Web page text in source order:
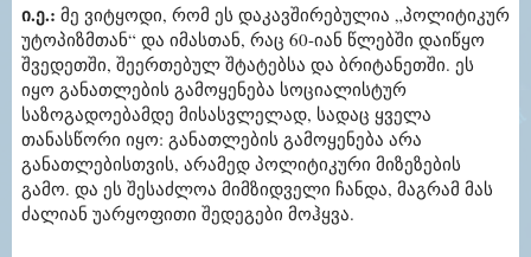
ი.ე.: მე ვიტყოდი, რომ ეს დაკავშირებულია „პოლიტიკურ
უტოპიზმთან“ და იმასთან, რაც 60-იან წლებში დაიწყო
შვედეთში, შეერთებულ შტატებსა და ბრიტანეთში. ეს
იყო განათლების გამოყენება სოციალისტურ
საზოგადოებამდე მისასვლელად, სადაც ყველა
თანასწორი იყო: განათლების გამოყენება არა
განათლებისთვის, არამედ პოლიტიკური მიზეზების
გამო. და ეს შესაძლოა მიმზიდველი ჩანდა, მაგრამ მას
ძალიან უარყოფითი შედეგები მოჰყვა.